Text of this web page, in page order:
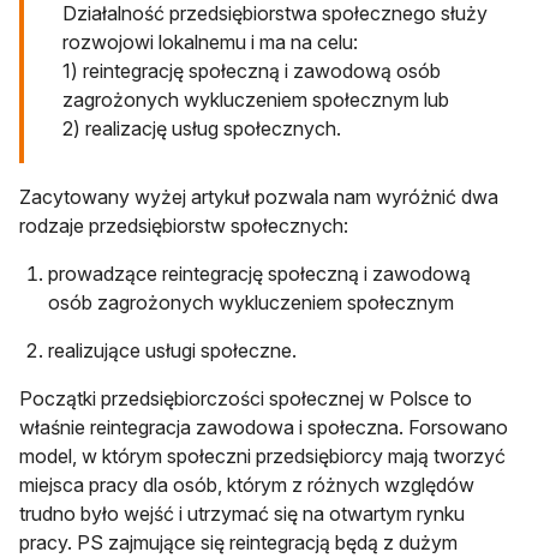
Działalność przedsiębiorstwa społecznego służy
rozwojowi lokalnemu i ma na celu:
1) reintegrację społeczną i zawodową osób
zagrożonych wykluczeniem społecznym lub
2) realizację usług społecznych.
Zacytowany wyżej artykuł pozwala nam wyróżnić dwa
rodzaje przedsiębiorstw społecznych:
prowadzące reintegrację społeczną i zawodową
osób zagrożonych wykluczeniem społecznym
realizujące usługi społeczne.
Początki przedsiębiorczości społecznej w Polsce to
właśnie reintegracja zawodowa i społeczna. Forsowano
model, w którym społeczni przedsiębiorcy mają tworzyć
miejsca pracy dla osób, którym z różnych względów
trudno było wejść i utrzymać się na otwartym rynku
pracy. PS zajmujące się reintegracją będą z dużym